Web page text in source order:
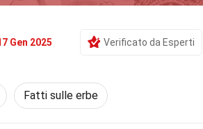
Gen 2025 Verificato da Esperti
Fatti sulle erbe